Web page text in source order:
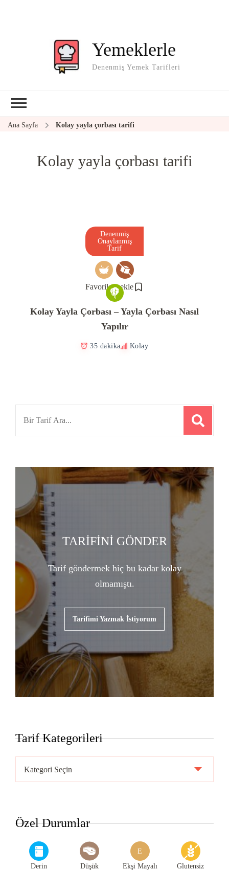
Yemeklerle
Denenmiş Yemek Tarifleri
Ana Sayfa Kolay yayla çorbası tarifi
Kolay yayla çorbası tarifi
Favorilere ekle
Denenmiş
Onaylanmış
Tarif
Kolay Yayla Çorbası – Yayla Çorbası Nasıl
Yapılır
35 dakika Kolay
TARİFİNİ GÖNDER
Tarif göndermek hiç bu kadar kolay
olmamıştı.
Tarifimi Yazmak İstiyorum
Tarif Kategorileri
Kategorileri
Özel Durumlar
Derin
Düşük
E
Ekşi Mayalı Glutensiz